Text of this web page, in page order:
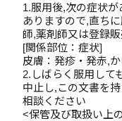
1.服用後,次の症状
ありますので,直ち
師,薬剤師又は登録
[関係部位：症状]
皮膚：発疹・発赤,
2.しばらく服用して
中止し,この文書を
相談ください
<保管及び取扱い上